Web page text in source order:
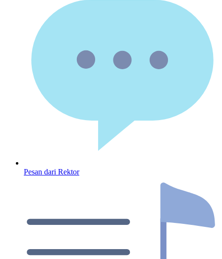
Pesan dari Rektor